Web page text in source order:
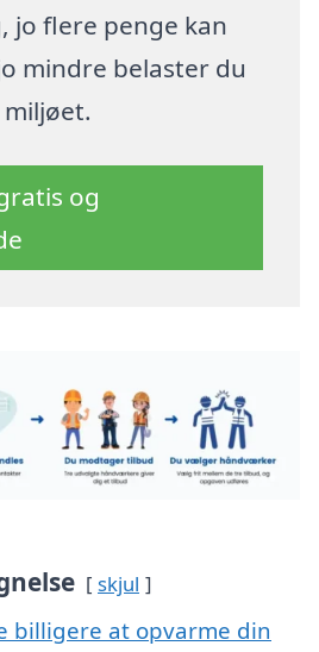
jo flere penge kan
mindre belaster du
og
skjul
billigere at opvarme din